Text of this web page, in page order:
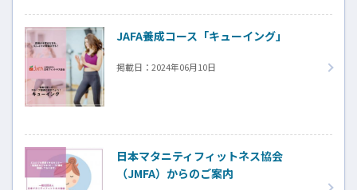
JAFA養成コース「キューイング」
掲載日： 2024年06月10日
日本マタニティフィットネス協会
（JMFA）からのご案内